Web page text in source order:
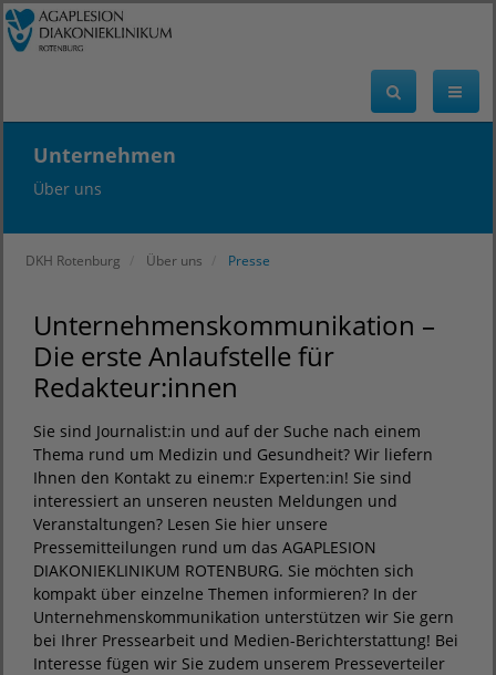
Unternehmen
Über uns
DKH Rotenburg Über uns Presse
Unternehmenskommunikation –
Die erste Anlaufstelle für
Redakteur:innen
Sie sind Journalist:in und auf der Suche nach einem
Thema rund um Medizin und Gesundheit? Wir liefern
Ihnen den Kontakt zu einem:r Experten:in! Sie sind
interessiert an unseren neusten Meldungen und
Veranstaltungen? Lesen Sie hier unsere
Pressemitteilungen rund um das AGAPLESION
DIAKONIEKLINIKUM ROTENBURG. Sie möchten sich
kompakt über einzelne Themen informieren? In der
Unternehmenskommunikation unterstützen wir Sie gern
bei Ihrer Pressearbeit und Medien-Berichterstattung! Bei
Interesse fügen wir Sie zudem unserem Presseverteiler